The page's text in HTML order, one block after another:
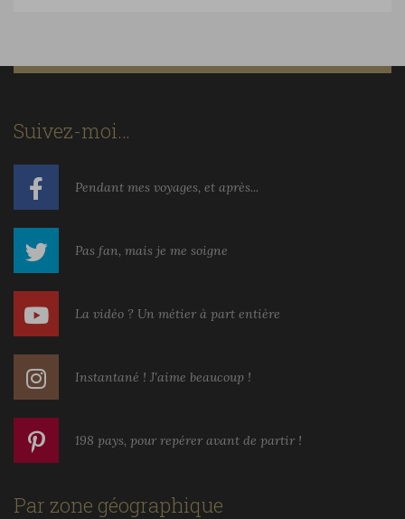
Suivez-moi…
Pendant mes voyages, et après...
Pas fan, mais je me soigne
La vidéo ? Un métier à part entière
Instantané ! J'aime beaucoup !
198 pays, pour repérer avant de partir !
Par zone géographique